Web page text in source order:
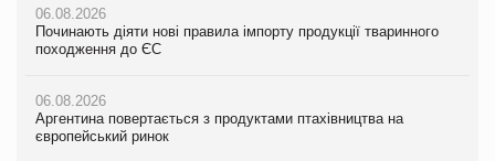
06.08.2026
Починають діяти нові правила імпорту продукції тваринного
походження до ЄС
06.08.2026
Аргентина повертається з продуктами птахівництва на
європейський ринок
Російська атака 5 серпня стала одним із наймасштабніших
ударів по українському бізнесу за час повномасштабної війни
Смачне поповнення дитячого меню: у VARUS з’явилися
новинки від ТМ ТОКЕРИ
06.08.2026
Починають діяти нові правила імпорту продукції тваринного
походження до ЄС
06.08.2026
Аргентина повертається з продуктами птахівництва на
європейський ринок